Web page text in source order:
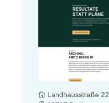
Landhausstraße 22